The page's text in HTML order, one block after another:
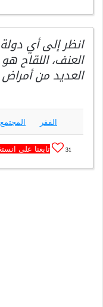
انظر إلى أي
العنف، اللقاح
العديد من
الفقر المجتمع
31 تابعنا على